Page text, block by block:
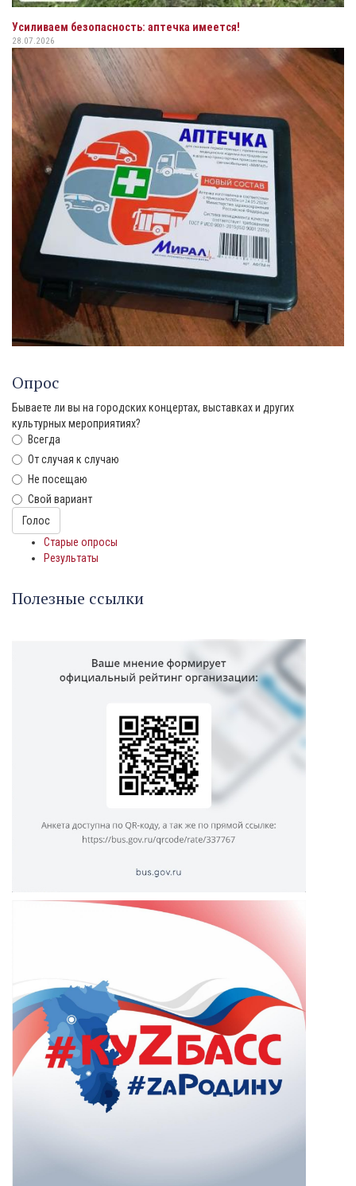
Усиливаем безопасность: аптечка имеется!
28.07.2026
Опрос
Бываете ли вы на городских концертах, выставках и других
культурных мероприятиях?
Всегда
От случая к случаю
Не посещаю
Свой вариант
Варианты
Голос
Старые опросы
Результаты
Полезные ссылки